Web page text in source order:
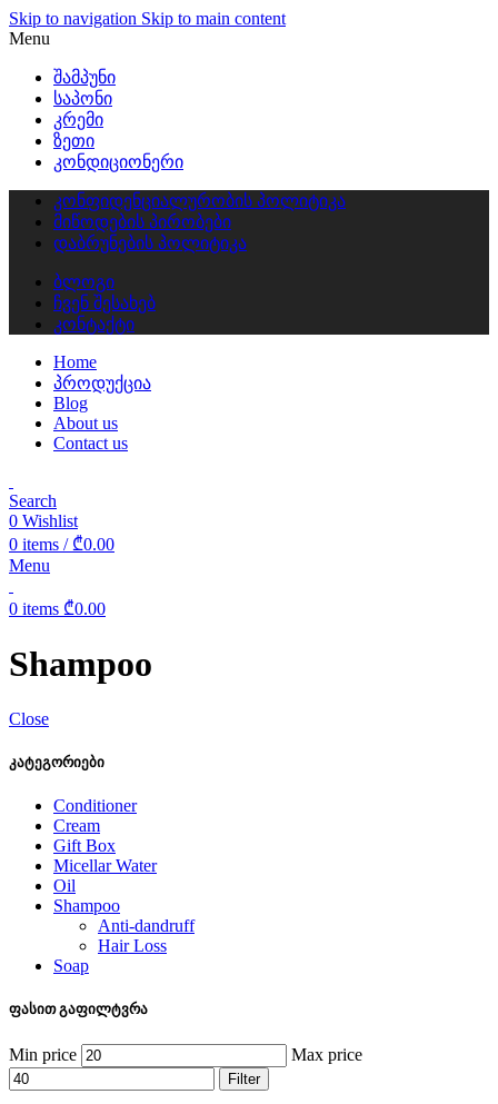
Skip to navigation Skip to main content
Menu
შამპუნი
საპონი
კრემი
ზეთი
კონდიციონერი
კონფიდენციალურობის პოლიტიკა
მიწოდების პირობები
დაბრუნების პოლიტიკა
ბლოგი
ჩვენ შესახებ
კონტაქტი
Home
პროდუქცია
Blog
About us
Contact us
Search
0 Wishlist
0 items / ₾0.00
Menu
0 items ₾0.00
Shampoo
Close
კატეგორიები
Conditioner
Cream
Gift Box
Micellar Water
Oil
Shampoo
Anti-dandruff
Hair Loss
Soap
ფასით გაფილტვრა
Min price Max price
Filter